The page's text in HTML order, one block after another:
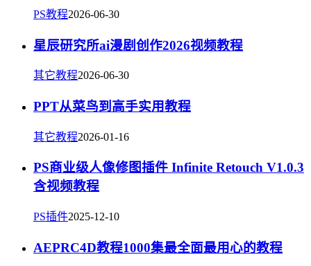
PS教程2026-06-30
星辰研究所ai漫剧创作2026视频教程
其它教程2026-06-30
PPT从菜鸟到高手实用教程
其它教程2026-01-16
PS商业级人像修图插件 Infinite Retouch V1.0.3
含视频教程
PS插件2025-12-10
AEPRC4D教程1000集最全面最用心的教程